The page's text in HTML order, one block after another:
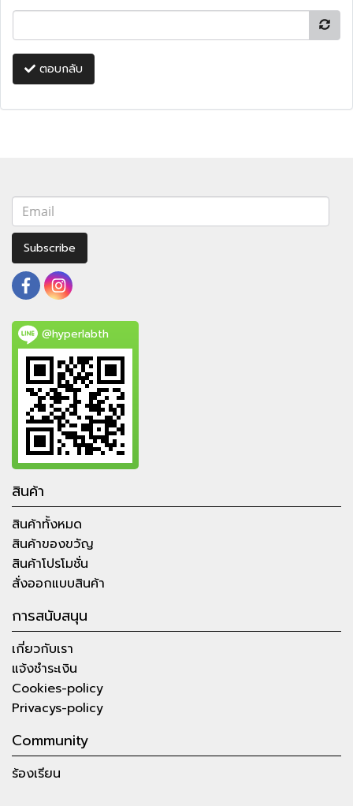
ตอบกลับ
Subscribe
@hyperlabth
สินค้า
สินค้าทั้งหมด
สินค้าของขวัญ
สินค้าโปรโมชั่น
สั่งออกแบบสินค้า
การสนับสนุน
เกี่ยวกับเรา
แจ้งชำระเงิน
Cookies-policy
Privacys-policy
Community
ร้องเรียน